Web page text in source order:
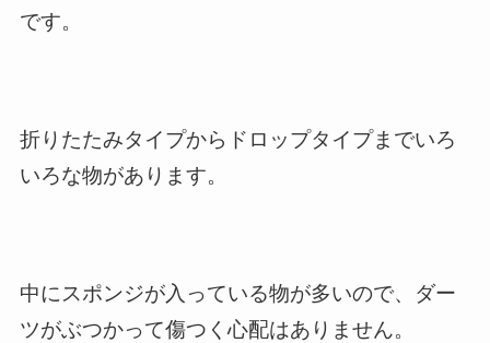
です。
折りたたみタイプからドロップタイプまでいろ
いろな物があります。
中にスポンジが入っている物が多いので、ダー
ツがぶつかって傷つく心配はありません。